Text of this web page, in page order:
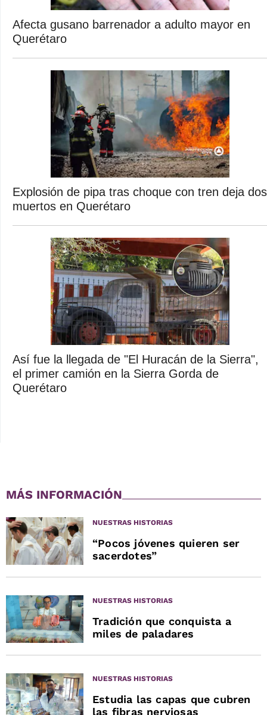
Afecta gusano barrenador a adulto mayor en
Querétaro
Explosión de pipa tras choque con tren deja dos
muertos en Querétaro
Así fue la llegada de "El Huracán de la Sierra",
el primer camión en la Sierra Gorda de
Querétaro
MÁS INFORMACIÓN
NUESTRAS HISTORIAS
“Pocos jóvenes quieren ser
sacerdotes”
NUESTRAS HISTORIAS
Tradición que conquista a
miles de paladares
NUESTRAS HISTORIAS
Estudia las capas que cubren
las fibras nerviosas